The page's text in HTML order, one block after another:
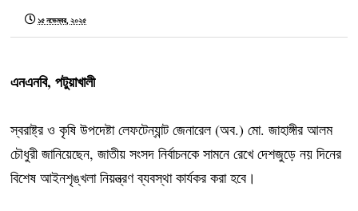
১৫ নভেম্বর, ২০২৫
এনএনবি, পটুয়াখালী
স্বরাষ্ট্র ও কৃষি উপদেষ্টা লেফটেন্যান্ট জেনারেল (অব.) মো. জাহাঙ্গীর আলম
চৌধুরী জানিয়েছেন, জাতীয় সংসদ নির্বাচনকে সামনে রেখে দেশজুড়ে নয় দিনের
বিশেষ আইনশৃঙ্খলা নিয়ন্ত্রণ ব্যবস্থা কার্যকর করা হবে।